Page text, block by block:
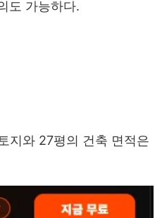
도 가능하다.
지와 27평의 건축 면적은